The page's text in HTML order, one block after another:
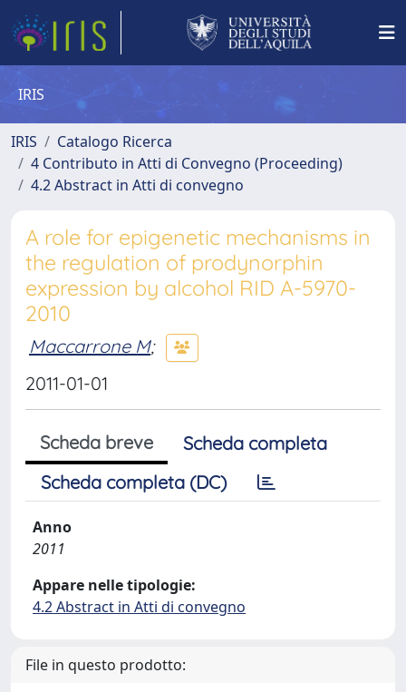
IRIS
IRIS
Catalogo Ricerca
4 Contributo in Atti di Convegno (Proceeding)
4.2 Abstract in Atti di convegno
A role for epigenetic mechanisms in
the regulation of prodynorphin
expression by alcohol RID A-5970-
2010
Maccarrone M;
2011-01-01
Scheda breve
Scheda completa
Scheda completa (DC)
Anno
2011
Appare nelle tipologie:
4.2 Abstract in Atti di convegno
File in questo prodotto: